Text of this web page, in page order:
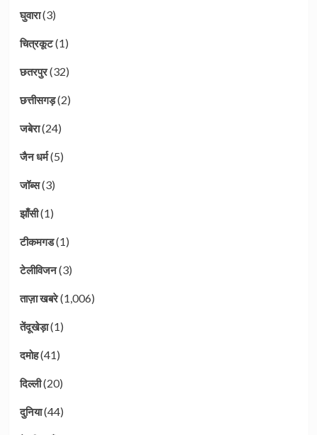
घुवारा(3)
चित्रकूट(1)
छतरपुर(32)
छत्तीसगड़(2)
जबेरा(24)
जैन धर्म(5)
जॉब्स(3)
झाँसी(1)
टीकमगड(1)
टेलीविजन(3)
ताज़ा खबरे(1,006)
तेंदूखेड़ा(1)
दमोह(41)
दिल्ली(20)
दुनिया(44)